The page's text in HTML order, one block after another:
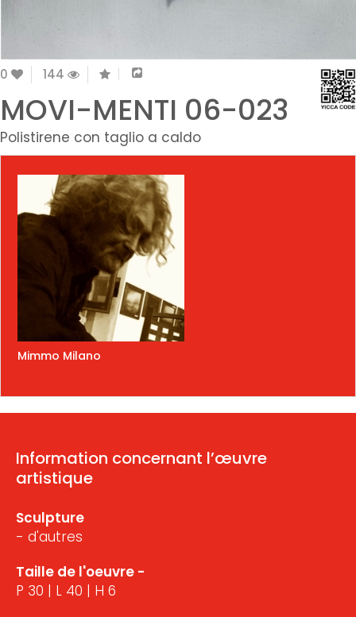
0 144
MOVI-MENTI 06-023
Polistirene con taglio a caldo
Mimmo Milano
Information concernant l’œuvre
artistique
Sculpture
- d'autres
Taille de l'oeuvre -
P 30 | L 40 | H 6